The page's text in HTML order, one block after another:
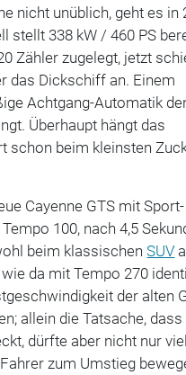
nicht unüblich, geht es in
stellt 338 kW / 460 PS
Zähler zugelegt, jetzt
das Dickschiff an. Einem
Achtgang-Automatik
Überhaupt hängt das
schon beim kleinsten
Cayenne GTS mit Sport-
100, nach 4,5
beim klassischenSUV
da mit Tempo 270
der alten
allein die Tatsache, dass
dürfte aber nicht nur
zum Umstieg